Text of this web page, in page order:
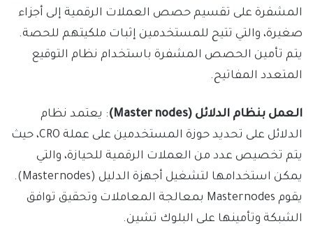
المشفرة على تقسيم حصص العملات الرقمية إلى أجزاء
صغيرة، والتي تتيح للمستخدمين إثبات ملكيتهم للحصة.
يتم تأمين الحصص المشفرة باستخدام نظام التوقيع
المتعدد المفاتيح.
العمل بنظام الدلائل (Master nodes)
: يعتمد نظام
الدلائل على تحديد حوزة المستخدمين على عملة CRO، حيث
يتم تخصيص عدد من العملات الرقمية للحيازة، والتي
يمكن استخدامها لتشغيل أجهزة الدليل (Masternodes).
يقوم Masternodes بمعالجة المعاملات وتحقيق توافق
الشبكة وتأمينها على البلوك تشين.